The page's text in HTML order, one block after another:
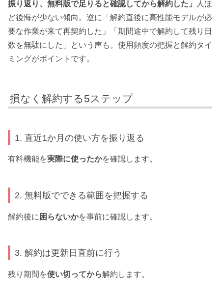
振り返り、無料版で足りると確認してから解約した」
人ほ
ど後悔が少ない傾向。逆に「解約直後に高性能モデルが必
要な作業が来て再契約した」「期間途中で解約して残り日
数を無駄にした」という声も。使用頻度の把握と解約タイ
ミングがポイントです。
損なく解約する5ステップ
1. 直近1か月の使い方を振り返る
有料機能を実際に使ったかを確認します。
2. 無料版でできる範囲を把握する
解約後に 困らないかを事前に確認します。
3. 解約は更新日直前に行う
残り期間を使い切ってから解約します。